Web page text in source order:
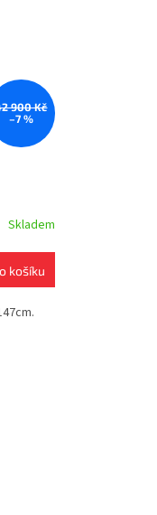
900 Kč
–7 %
Skladem
košíku